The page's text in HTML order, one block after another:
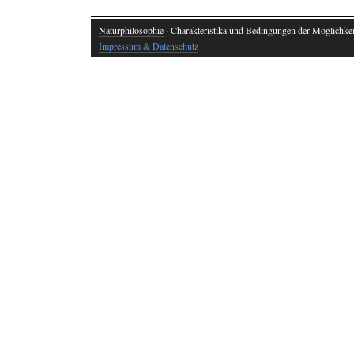
Naturphilosophie · Charakteristika und Bedingungen der
Impressum & Datenschutz